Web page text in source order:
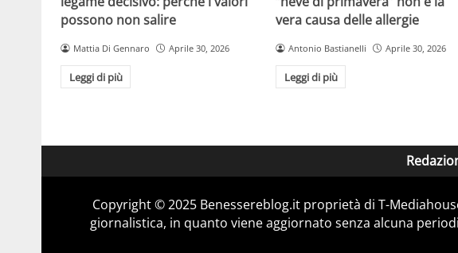
possono non salire
Mattia Di Gennaro Aprile 30, 2026
Leggi di più
vera causa delle allergie
Antonio Bastianelli Aprile 30, 2026
Leggi di più
Copyright © 2025 Benessereblog.it proprietà di T-
giornalistica, in quanto viene aggiornato senza alcuna